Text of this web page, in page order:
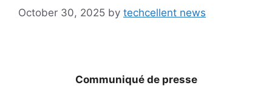
October 30, 2025 by techcellent news
Communiqué de presse